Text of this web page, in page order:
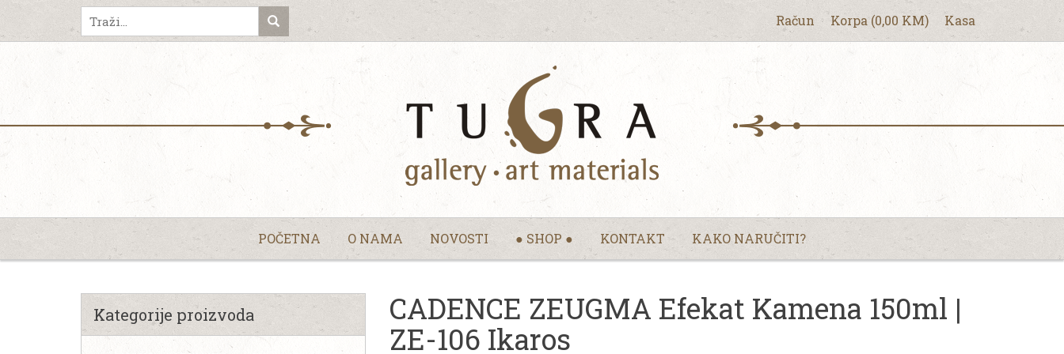
Račun Korpa (0,00 KM) Kasa
POČETNA O NAMA NOVOSTI ● SHOP ● KONTAKT KAKO NARUČITI?
CADENCE ZEUGMA Efekat Kamena 150ml |
ZE-106 Ikaros
Kategorije proizvoda